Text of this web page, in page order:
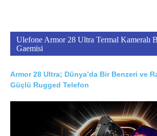
Ulefone Armor 28 Ultra Termal Kameralı
Gaemisi
Armor 28 Ultra; Dünya’da Bir Benzeri ve
Güçlü Rugged Telefon